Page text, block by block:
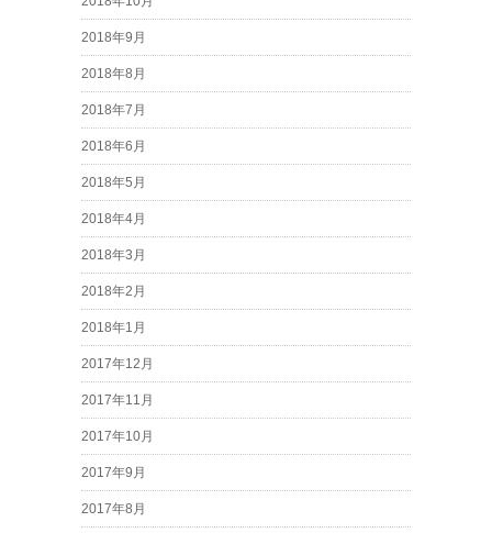
2018年9月
2018年8月
2018年7月
2018年6月
2018年5月
2018年4月
2018年3月
2018年2月
2018年1月
2017年12月
2017年11月
2017年10月
2017年9月
2017年8月